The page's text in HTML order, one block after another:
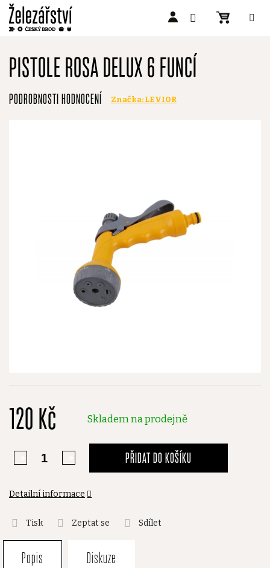
obsah
PISTOLE ROSA DELUX 6 FUNCÍ
Průměrné
hodnocení
PODROBNOSTI HODNOCENÍ Značka: LEVIOR
120 Kč Skladem na prodejně
PŘIDAT DO KOŠÍKU
Detailní informace
Tisk Zeptat se Sdílet
Popis Diskuze